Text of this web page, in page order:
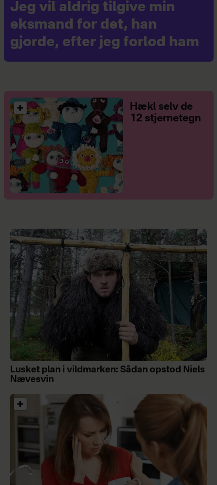
Jeg vil aldrig tilgive min
eksmand for det, han
gjorde, efter jeg forlod ham
Hækl selv de
12 stjernetegn
Lusket plan i vildmarken: Sådan opstod Niels
Nævesvin